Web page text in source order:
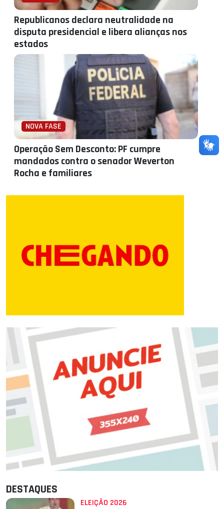
Republicanos declara neutralidade na
disputa presidencial e libera alianças nos
estados
NOVA FASE
Operação Sem Desconto: PF cumpre
mandados contra o senador Weverton
Rocha e familiares
DESTAQUES
ELEIÇÃO 2026